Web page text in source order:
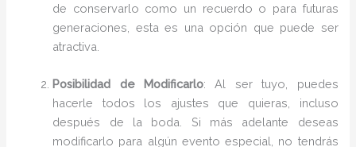
de conservarlo como un recuerdo o para futuras
generaciones, esta es una opción que puede ser
atractiva.
Posibilidad de Modificarlo: Al ser tuyo, puedes
hacerle todos los ajustes que quieras, incluso
después de la boda. Si más adelante deseas
modificarlo para algún evento especial, no tendrás